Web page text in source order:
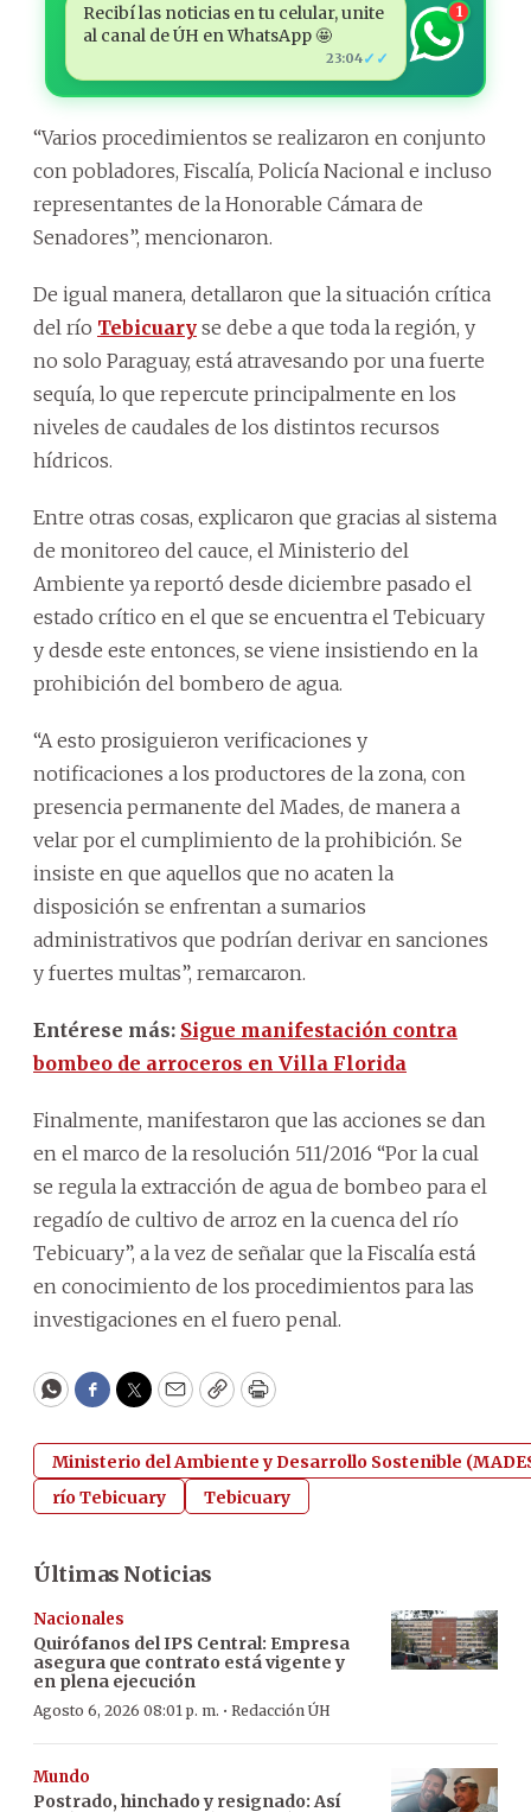
Recibí las noticias en tu celular, unite
al canal de ÚH en WhatsApp 🤩
23:04✓✓
1
“Varios procedimientos se realizaron en conjunto
con pobladores, Fiscalía, Policía Nacional e incluso
representantes de la Honorable Cámara de
Senadores”, mencionaron.
De igual manera, detallaron que la situación crítica
del río Tebicuary se debe a que toda la región, y
no solo Paraguay, está atravesando por una fuerte
sequía, lo que repercute principalmente en los
niveles de caudales de los distintos recursos
hídricos.
Entre otras cosas, explicaron que gracias al sistema
de monitoreo del cauce, el Ministerio del
Ambiente ya reportó desde diciembre pasado el
estado crítico en el que se encuentra el Tebicuary
y desde este entonces, se viene insistiendo en la
prohibición del bombero de agua.
“A esto prosiguieron verificaciones y
notificaciones a los productores de la zona, con
presencia permanente del Mades, de manera a
velar por el cumplimiento de la prohibición. Se
insiste en que aquellos que no acaten la
disposición se enfrentan a sumarios
administrativos que podrían derivar en sanciones
y fuertes multas”, remarcaron.
Entérese más: Sigue manifestación contra
bombeo de arroceros en Villa Florida
Finalmente, manifestaron que las acciones se dan
en el marco de la resolución 511/2016 “Por la cual
se regula la extracción de agua de bombeo para el
regadío de cultivo de arroz en la cuenca del río
Tebicuary”, a la vez de señalar que la Fiscalía está
en conocimiento de los procedimientos para las
investigaciones en el fuero penal.
WhatsApp
Facebook
Twitter
EmailCopyPrint
Ministerio del Ambiente y Desarrollo Sostenible
río Tebicuary
Tebicuary
Últimas Noticias
Nacionales
Quirófanos del IPS Central: Empresa
asegura que contrato está vigente y
en plena ejecución
Agosto 6, 2026 08:01 p. m. · Redacción ÚH
Mundo
Postrado, hinchado y resignado: Así